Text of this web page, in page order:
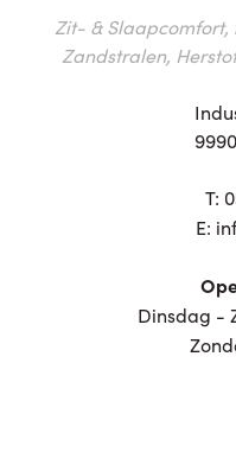
Zit- & Slaapcomfort,
Zandstralen,
T:
E:
Dinsdag -